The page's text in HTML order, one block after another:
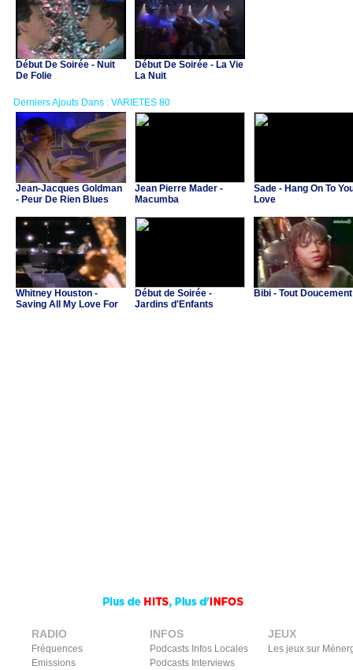
Début De Soirée - Nuit
De Folie
Début De Soirée - La Vie
La Nuit
Derniers Ajouts Dans : VARIETES 80
Jean-Jacques Goldman
- Peur De Rien Blues
Jean Pierre Mader -
Macumba
Sade - Hang On To
Love
Whitney Houston -
Saving All My Love For
Début de Soirée -
Jardins d'Enfants
Bibi - Tout Doucement
RADIO
Fréquences
Emissions
INFOS
Podcasts Infos Locales
Podcasts Interviews
JEUX
Les jeux sur